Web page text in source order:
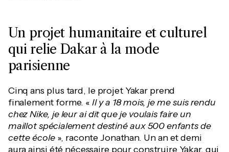
Un projet humanitaire et culturel
qui relie Dakar à la mode
parisienne
Cinq ans plus tard, le projet Yakar prend
finalement forme. «Il y a 18 mois, je me suis rendu
chez Nike, je leur ai dit que je voulais faire un
maillot spécialement destiné aux 500 enfants de
cette école », raconte Jonathan. Un an et demi
aura ainsi été nécessaire pour construire Yakar, qui